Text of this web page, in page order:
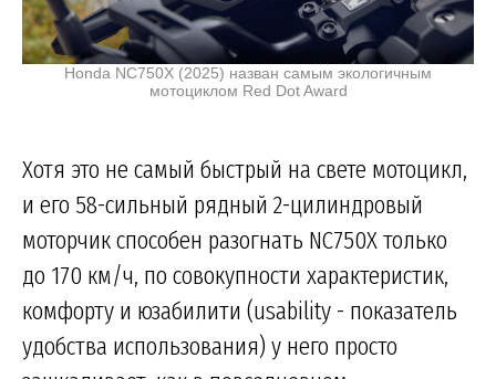
Honda NC750X (2025) назван самым экологичным
мотоциклом Red Dot Award
Хотя это не самый быстрый на свете мотоцикл,
и его 58-сильный рядный 2-цилиндровый
моторчик способен разогнать NC750X только
до 170 км/ч, по совокупности характеристик,
комфорту и юзабилити (usability - показатель
удобства использования) у него просто